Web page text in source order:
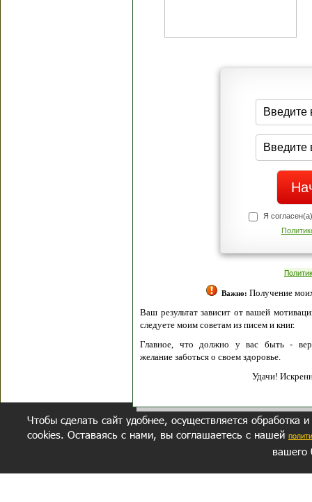
Я
Важно: Получение
Ваш результат зависит от вашей
следуете моим советам из писем и книг.
Главное, что должно у вас быть -
желание заботься о своем здоровье.
Удачи!
Чтобы сделать сайт удобнее, осуществляется обработка
cookies. Оставаясь с нами, вы соглашаетесь с нашей
вашего